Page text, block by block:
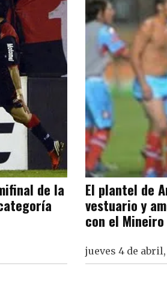
de la El plantel de
vestuario y
con el Mineiro
jueves 4 de abril,